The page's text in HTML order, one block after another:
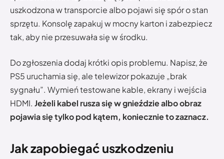
uszkodzona w transporcie albo pojawi się spór o stan
sprzętu. Konsolę zapakuj w mocny karton i zabezpiecz
tak, aby nie przesuwała się w środku.
Do zgłoszenia dodaj krótki opis problemu. Napisz, że
PS5 uruchamia się, ale telewizor pokazuje „brak
sygnału”. Wymień testowane kable, ekrany i wejścia
HDMI. Jeżeli kabel rusza się w gnieździe albo obraz
pojawia się tylko pod kątem, koniecznie to zaznacz.
Jak zapobiegać uszkodzeniu